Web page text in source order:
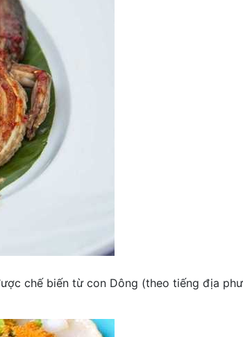
chế biến từ con Dông (theo tiếng địa